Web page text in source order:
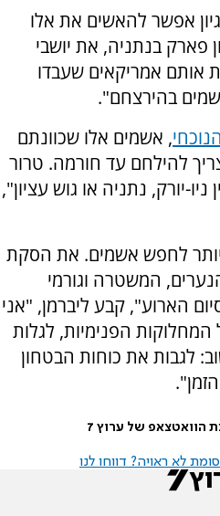
אפשר להאשים את אלו
פארק בנתניה, את יושבי
אותם אמריקאים שעבדו
בהירצחם".
, אשמים אלו שכוונתם
להילחם עד חורמה. טרור
יורק, נתניה או גוש עציון",
לחפש אשמים. את הסקת
המשטרה וגורמי
הארוע", קבע ליברמן, "אני
הפנימיות, לגלות
לגבות את כוחות הבטחון
הוואטצאפ של ערוץ 7
לא ראויה? דווחו לנו